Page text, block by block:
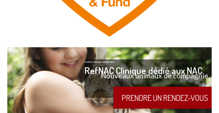
PRENDRE UN RENDEZ-VOUS
Notre clinique vétérinaire
RefNAC Clinique dédié aux NAC
Nouveaux animaux de compagnie,